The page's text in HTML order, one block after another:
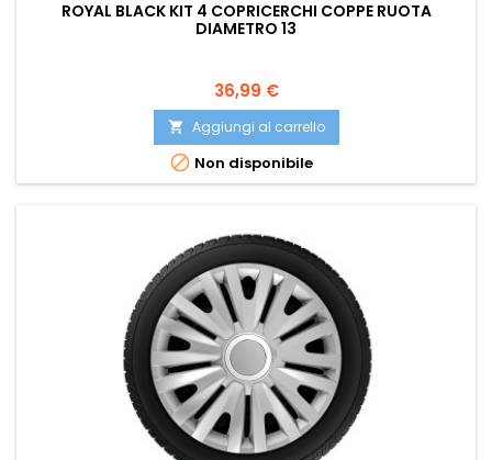
ROYAL BLACK KIT 4 COPRICERCHI COPPE RUOTA
DIAMETRO 13
Prezzo
36,99 €
 Aggiungi al carrello
 Non disponibile